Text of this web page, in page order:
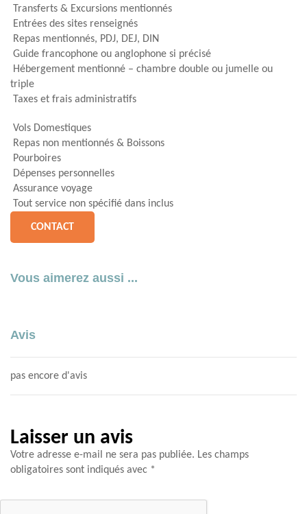
Transferts & Excursions mentionnés
Entrées des sites renseignés
Repas mentionnés, PDJ, DEJ, DIN
Guide francophone ou anglophone si précisé
Hébergement mentionné – chambre double ou jumelle ou
triple
Taxes et frais administratifs
Vols Domestiques
Repas non mentionnés & Boissons
Pourboires
Dépenses personnelles
Assurance voyage
Tout service non spécifié dans inclus
CONTACT
Vous aimerez aussi ...
Avis
pas encore d'avis
Laisser un avis
Votre adresse e-mail ne sera pas publiée. Les champs
obligatoires sont indiqués avec *